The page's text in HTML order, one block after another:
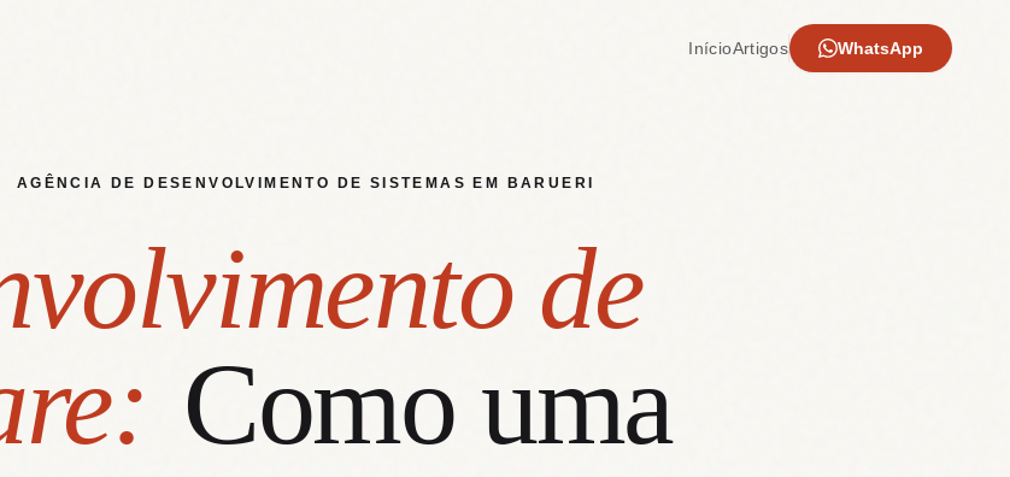
InícioArtigos WhatsApp
AGÊNCIA DE DESENVOLVIMENTO DE SISTEMAS EM BARUERI
de
Como uma